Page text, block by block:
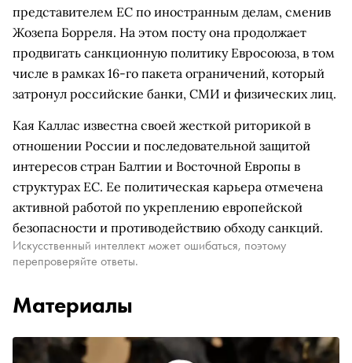
представителем ЕС по иностранным делам, сменив
Жозепа Борреля. На этом посту она продолжает
продвигать санкционную политику Евросоюза, в том
числе в рамках 16-го пакета ограничений, который
затронул российские банки, СМИ и физических лиц.
Кая Каллас известна своей жесткой риторикой в
отношении России и последовательной защитой
интересов стран Балтии и Восточной Европы в
структурах ЕС. Ее политическая карьера отмечена
активной работой по укреплению европейской
безопасности и противодействию обходу санкций.
Искусственный интеллект может ошибаться, поэтому
перепроверяйте ответы.
Материалы